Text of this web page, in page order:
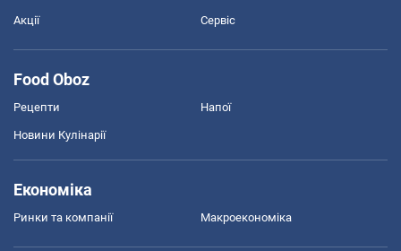
Акції Сервіс
Food Oboz
Рецепти Напої
Новини Кулінарії
Економіка
Ринки та компанії Макроекономіка